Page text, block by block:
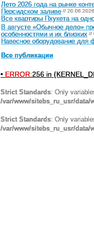
Лето 2026 года на рынке
Персидском заливе //
Все квартиры Пхукета на
В августе «Обычное дело»
особенностями и их близких //
Навесное оборудование для
Все публикации
• ERROR:256 in
Strict Standards: Only
/var/www/sitebs_ru_usr/
Strict Standards: Only
/var/www/sitebs_ru_usr/